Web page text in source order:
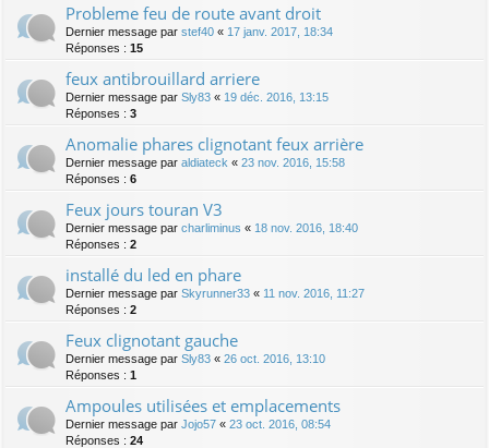
Probleme feu de route avant droit
Dernier message par stef40 « 17 janv. 2017, 18:34
Réponses : 15
feux antibrouillard arriere
Dernier message par Sly83 « 19 déc. 2016, 13:15
Réponses : 3
Anomalie phares clignotant feux arrière
Dernier message par aldiateck « 23 nov. 2016, 15:58
Réponses : 6
Feux jours touran V3
Dernier message par charliminus « 18 nov. 2016, 18:40
Réponses : 2
installé du led en phare
Dernier message par Skyrunner33 « 11 nov. 2016, 11:27
Réponses : 2
Feux clignotant gauche
Dernier message par Sly83 « 26 oct. 2016, 13:10
Réponses : 1
Ampoules utilisées et emplacements
Dernier message par Jojo57 « 23 oct. 2016, 08:54
Réponses : 24